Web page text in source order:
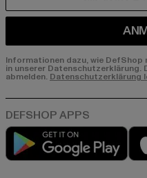
Informationen dazu, wie
in unserer
abmelden.Datenschutzerklärung